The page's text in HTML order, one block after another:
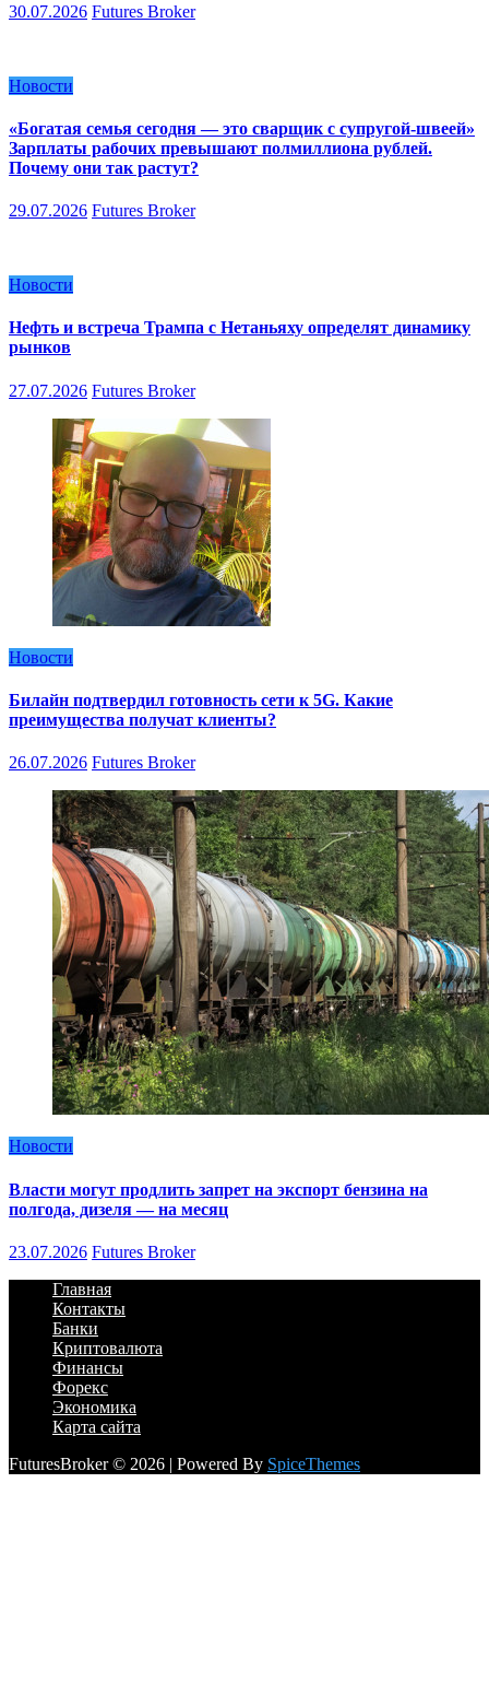
30.07.2026 Futures Broker
Новости
«Богатая семья сегодня — это сварщик с супругой-швеей»
Зарплаты рабочих превышают полмиллиона рублей.
Почему они так растут?
29.07.2026 Futures Broker
Новости
Нефть и встреча Трампа с Нетаньяху определят динамику
рынков
27.07.2026 Futures Broker
Новости
Билайн подтвердил готовность сети к 5G. Какие
преимущества получат клиенты?
26.07.2026 Futures Broker
Новости
Власти могут продлить запрет на экспорт бензина на
полгода, дизеля — на месяц
23.07.2026 Futures Broker
Главная
Контакты
Банки
Криптовалюта
Финансы
Форекс
Экономика
Карта сайта
FuturesBroker © 2026 | Powered By SpiceThemes